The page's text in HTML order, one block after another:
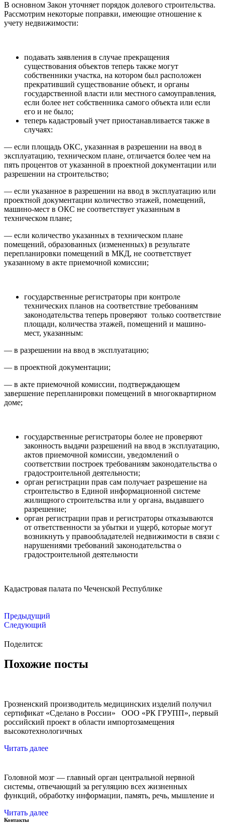
В основном Закон уточняет порядок долевого строительства.
Рассмотрим некоторые поправки, имеющие отношение к
учету недвижимости:
подавать заявления в случае прекращения
существования объектов теперь также могут
собственники участка, на котором был расположен
прекративший существование объект, и органы
государственной власти или местного самоуправления,
если более нет собственника самого объекта или если
его и не было;
теперь кадастровый учет приостанавливается также в
случаях:
— если площадь ОКС, указанная в разрешении на ввод в
эксплуатацию, техническом плане, отличается более чем на
пять процентов от указанной в проектной документации или
разрешении на строительство;
— если указанное в разрешении на ввод в эксплуатацию или
проектной документации количество этажей, помещений,
машино-мест в ОКС не соответствует указанным в
техническом плане;
— если количество указанных в техническом плане
помещений, образованных (измененных) в результате
перепланировки помещений в МКД, не соответствует
указанному в акте приемочной комиссии;
государственные регистраторы при контроле
технических планов на соответствие требованиям
законодательства теперь проверяют только соответствие
площади, количества этажей, помещений и машино-
мест, указанным:
— в разрешении на ввод в эксплуатацию;
— в проектной документации;
— в акте приемочной комиссии, подтверждающем
завершение перепланировки помещений в многоквартирном
доме;
государственные регистраторы более не проверяют
законность выдачи разрешений на ввод в эксплуатацию,
актов приемочной комиссии, уведомлений о
соответствии построек требованиям законодательства о
градостроительной деятельности;
орган регистрации прав сам получает разрешение на
строительство в Единой информационной системе
жилищного строительства или у органа, выдавшего
разрешение;
орган регистрации прав и регистраторы отказываются
от ответственности за убытки и ущерб, которые могут
возникнуть у правообладателей недвижимости в связи с
нарушениями требований законодательства о
градостроительной деятельности
Кадастровая палата по Чеченской Республике
Предыдущий
Следующий
Поделится:
Похожие посты
Грозненский производитель медицинских изделий получил
сертификат «Сделано в России» ООО «РК ГРУПП», первый
российский проект в области импортозамещения
высокотехнологичных
Читать далее
Головной мозг — главный орган центральной нервной
системы, отвечающий за регуляцию всех жизненных
функций, обработку информации, память, речь, мышление и
Читать далее
Контакты